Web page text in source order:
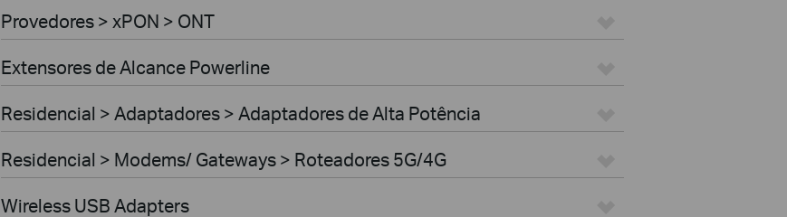
Provedores > xPON > ONT
Extensores de Alcance Powerline
Residencial > Adaptadores > Adaptadores de Alta Potência
Residencial > Modems/ Gateways > Roteadores 5G/4G
Wireless USB Adapters